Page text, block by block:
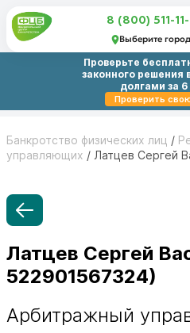
8 (800) 511-
Выберите город
Проверьте
законного решения
долгами за
Проверить
Банкротство физических лиц /
управляющих / Латцев Сергей
Латцев Сергей
522901567324)
Арбитражный